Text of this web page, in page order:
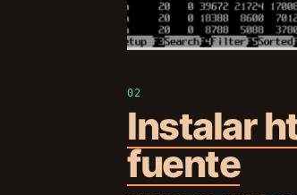
Instalar
fuente